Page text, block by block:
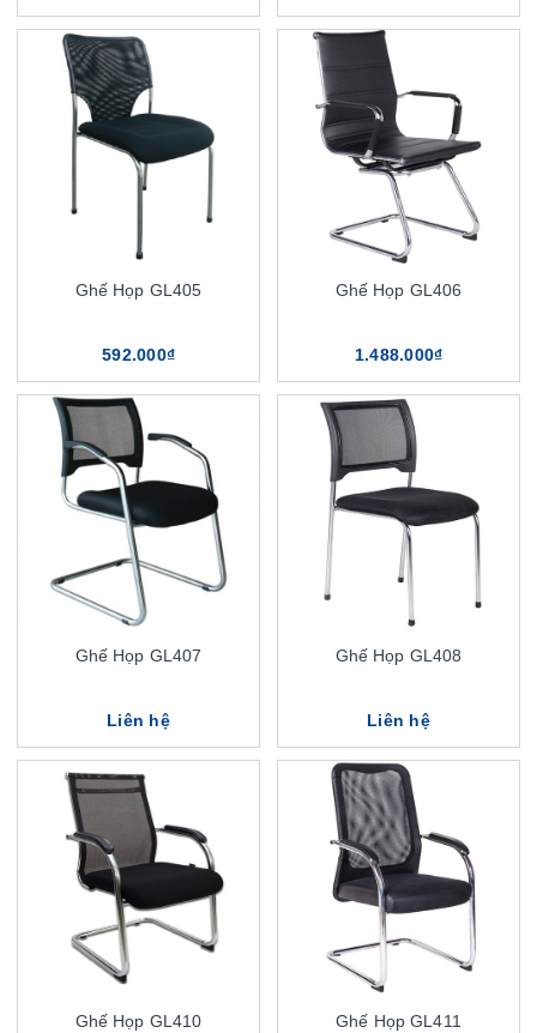
Ghế Họp GL405
592.000₫
Ghế Họp GL406
1.488.000₫
Ghế Họp GL407
Liên hệ
Ghế Họp GL408
Liên hệ
Ghế Họp GL410 Ghế Họp GL411